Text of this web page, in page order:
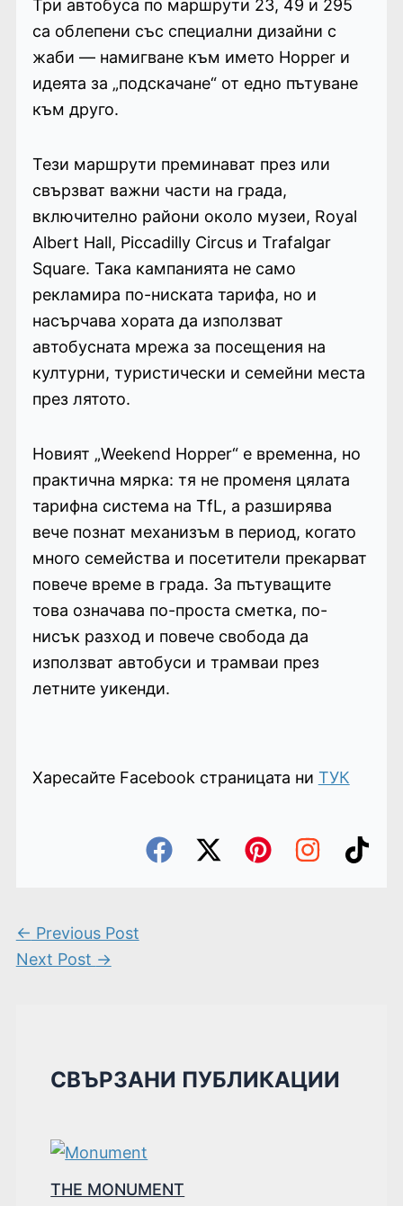
Три автобуса по маршрути 23, 49 и 295
са облепени със специални дизайни с
жаби — намигване към името Hopper и
идеята за „подскачане“ от едно пътуване
към друго.
Тези маршрути преминават през или
свързват важни части на града,
включително райони около музеи, Royal
Albert Hall, Piccadilly Circus и Trafalgar
Square. Така кампанията не само
рекламира по-ниската тарифа, но и
насърчава хората да използват
автобусната мрежа за посещения на
културни, туристически и семейни места
през лятото.
Новият „Weekend Hopper“ е временна, но
практична мярка: тя не променя цялата
тарифна система на TfL, а разширява
вече познат механизъм в период, когато
много семейства и посетители прекарват
повече време в града. За пътуващите
това означава по-проста сметка, по-
нисък разход и повече свобода да
използват автобуси и трамваи през
летните уикенди.
Харесайте Facebook страницата ни ТУК
← Previous Post
Next Post →
СВЪРЗАНИ ПУБЛИКАЦИИ
THE MONUMENT